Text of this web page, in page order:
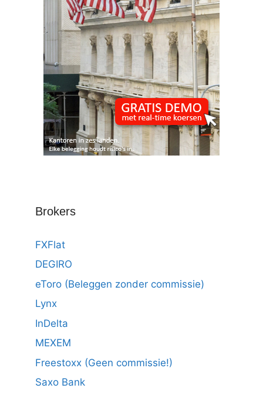
Brokers
FXFlat
DEGIRO
eToro (Beleggen zonder commissie)
Lynx
InDelta
MEXEM
Freestoxx (Geen commissie!)
Saxo Bank